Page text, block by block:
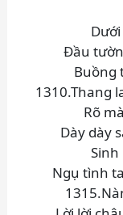
Đầu
Buồng
1310.Thang
Rõ
Dày dày
Ngụ tình